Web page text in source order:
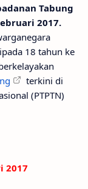
Tabung
2017.
18 tahun ke
terkini di
(PTPTN)
2017